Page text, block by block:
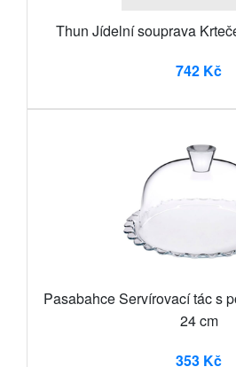
Thun Jídelní souprava
742 Kč
Pasabahce Servírovací tác s
24 cm
353 Kč